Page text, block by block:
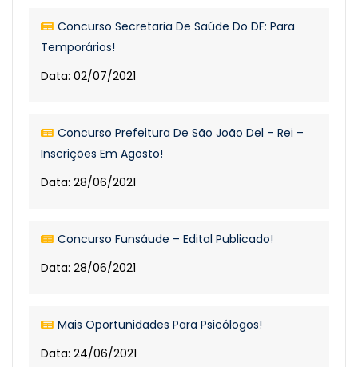
Concurso Secretaria De Saúde Do DF: Para
Temporários!
Data: 02/07/2021
Concurso Prefeitura De São João Del – Rei –
Inscrições Em Agosto!
Data: 28/06/2021
Concurso Funsáude – Edital Publicado!
Data: 28/06/2021
Mais Oportunidades Para Psicólogos!
Data: 24/06/2021